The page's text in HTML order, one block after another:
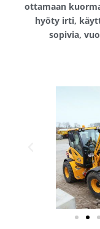
ottamaan
hyöty irti,
sopivia,